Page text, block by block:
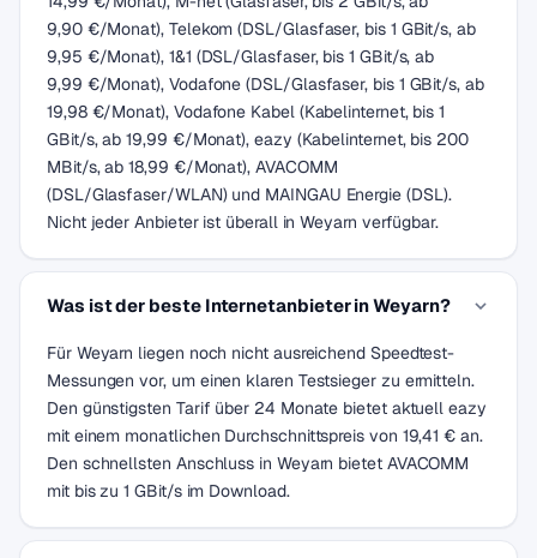
9,90 €/Monat), Telekom (DSL/Glasfaser, bis 1 GBit/s, ab
9,95 €/Monat), 1&1 (DSL/Glasfaser, bis 1 GBit/s, ab
9,99 €/Monat), Vodafone (DSL/Glasfaser, bis 1 GBit/s, ab
19,98 €/Monat), Vodafone Kabel (Kabelinternet, bis 1
GBit/s, ab 19,99 €/Monat), eazy (Kabelinternet, bis 200
MBit/s, ab 18,99 €/Monat), AVACOMM
(DSL/Glasfaser/WLAN) und MAINGAU Energie (DSL).
Nicht jeder Anbieter ist überall in Weyarn verfügbar.
Was ist der beste Internetanbieter in Weyarn?
Für Weyarn liegen noch nicht ausreichend Speedtest-
Messungen vor, um einen klaren Testsieger zu ermitteln.
Den günstigsten Tarif über 24 Monate bietet aktuell eazy
mit einem monatlichen Durchschnittspreis von 19,41 € an.
Den schnellsten Anschluss in Weyarn bietet AVACOMM
mit bis zu 1 GBit/s im Download.